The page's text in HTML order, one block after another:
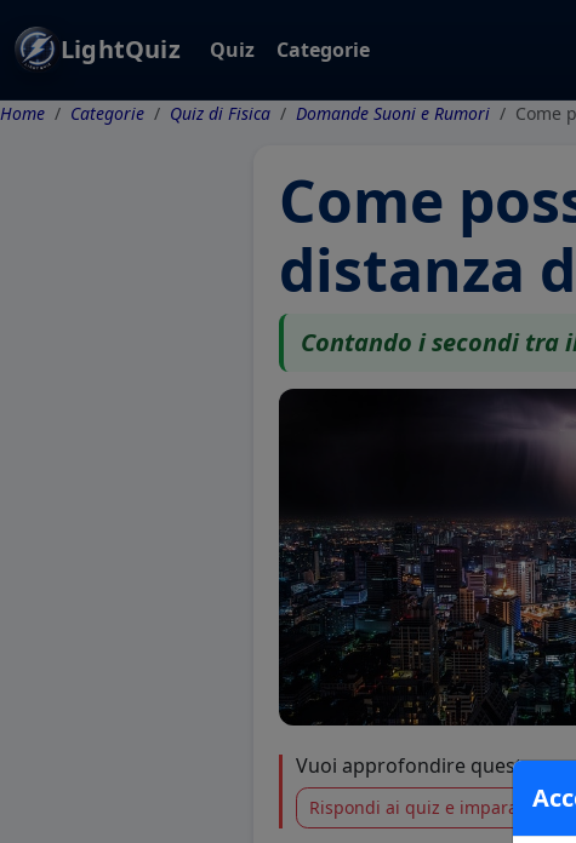
LightQuiz Quiz Categorie
Home Categorie Quiz di Fisica Domande Suoni e Rumori Come
Come
distanza
Contando i secondi tra
Vuoi approfondire questo
Rispondi ai quiz e impara di più!